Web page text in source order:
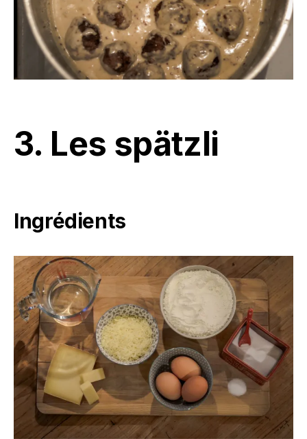
3. Les spätzli
Ingrédients